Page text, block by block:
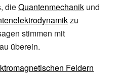
dieQuantenmechanik und
zu
stimmen mit
überein.
Feldern